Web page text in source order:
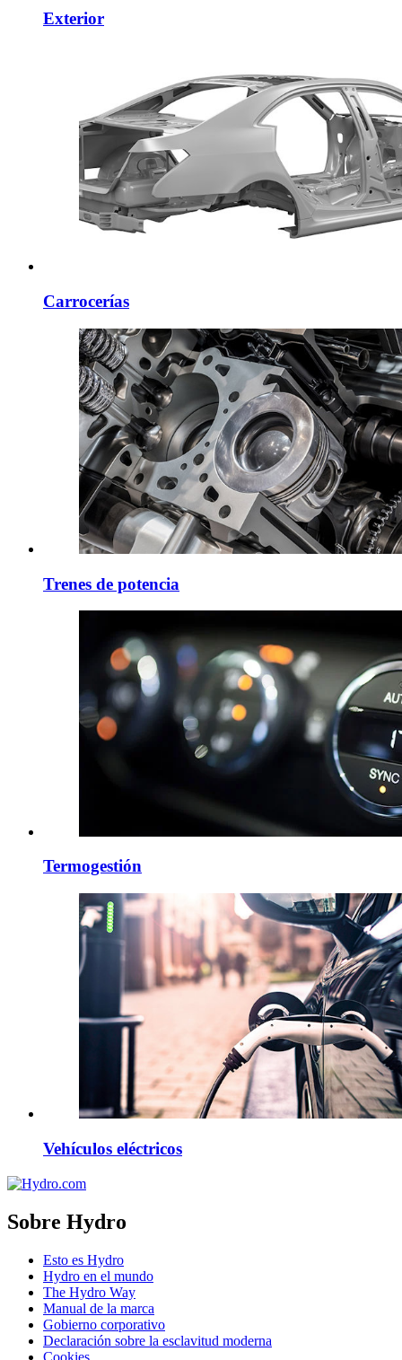
Exterior
Carrocerías
Trenes de potencia
Termogestión
Vehículos eléctricos
Sobre Hydro
Esto es Hydro
Hydro en el mundo
The Hydro Way
Manual de la marca
Gobierno corporativo
Declaración sobre la esclavitud moderna
Cookies